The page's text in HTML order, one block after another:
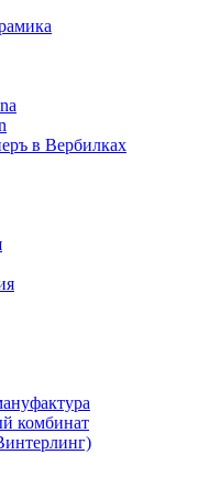
в Вербилках
комбинат